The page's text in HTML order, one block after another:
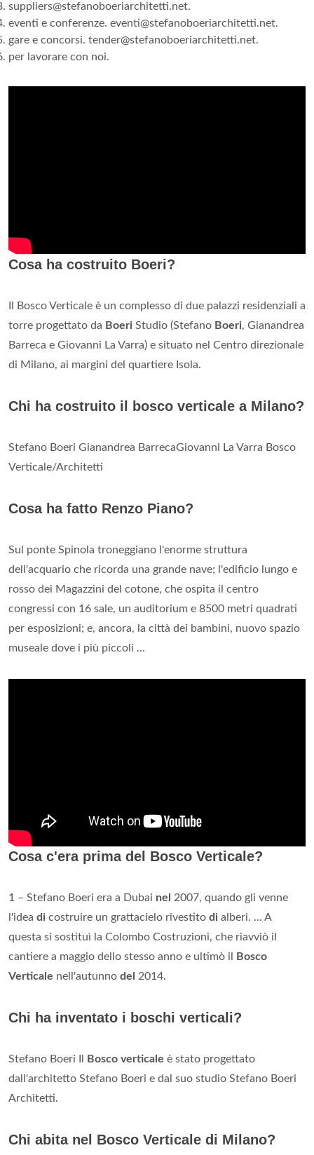
suppliers@stefanoboeriarchitetti.net.
eventi e conferenze. eventi@stefanoboeriarchitetti.net.
gare e concorsi. tender@stefanoboeriarchitetti.net.
per lavorare con noi.
Cosa ha costruito Boeri?
Il Bosco Verticale è un complesso di due palazzi residenziali a
torre progettato da Boeri Studio (Stefano Boeri, Gianandrea
Barreca e Giovanni La Varra) e situato nel Centro direzionale
di Milano, ai margini del quartiere Isola.
Chi ha costruito il bosco verticale a Milano?
Stefano Boeri Gianandrea BarrecaGiovanni La Varra Bosco
Verticale/Architetti
Cosa ha fatto Renzo Piano?
Sul ponte Spinola troneggiano l'enorme struttura
dell'acquario che ricorda una grande nave; l'edificio lungo e
rosso dei Magazzini del cotone, che ospita il centro
congressi con 16 sale, un auditorium e 8500 metri quadrati
per esposizioni; e, ancora, la città dei bambini, nuovo spazio
museale dove i più piccoli ...
Cosa c'era prima del Bosco Verticale?
1 – Stefano Boeri era a Dubai nel
2007, quando gli venne
l'idea di costruire un grattacielo rivestito di alberi. ... A
questa si sostituì la Colombo Costruzioni, che riavviò il
cantiere a maggio dello stesso anno e ultimò il
Bosco
Verticale nell'autunno del 2014.
Chi ha inventato i boschi verticali?
Stefano Boeri Il Bosco verticale è stato progettato
dall'architetto Stefano Boeri e dal suo studio Stefano Boeri
Architetti.
Chi abita nel Bosco Verticale di Milano?